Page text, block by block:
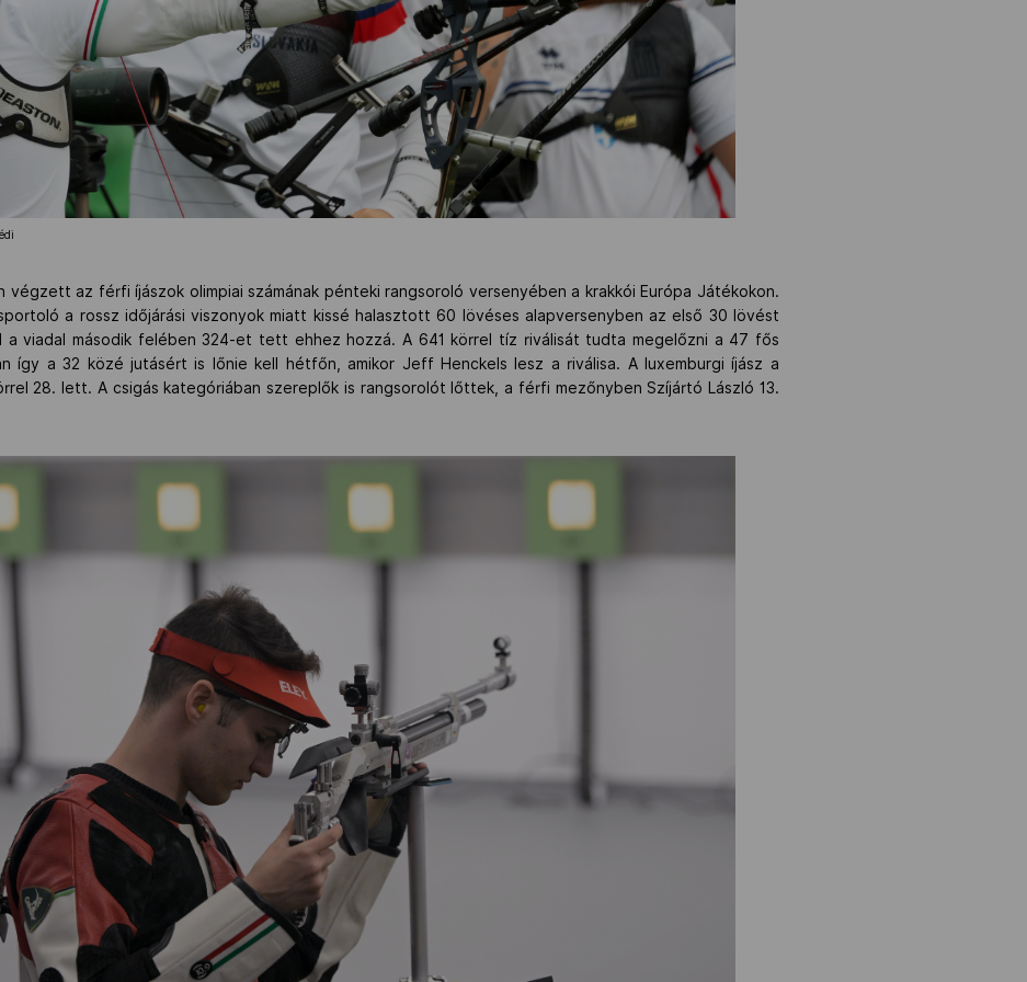
végzett az férfi íjászok olimpiai számának pénteki rangsoroló versenyében a krakkói Európa Játékokon.
a rossz időjárási viszonyok miatt kissé halasztott 60 lövéses alapversenyben az első 30 lövést
a viadal második felében 324-et tett ehhez hozzá. A 641 körrel tíz riválisát tudta megelőzni a 47 fős
így a 32 közé jutásért is lőnie kell hétfőn, amikor Jeff Henckels lesz a riválisa. A luxemburgi íjász a
28. lett. A csigás kategóriában szereplők is rangsorolót lőttek, a férfi mezőnyben Szíjártó László 13.